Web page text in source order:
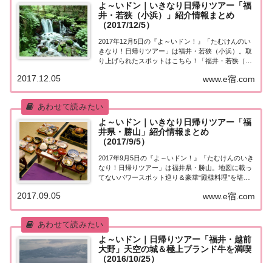
よ～いドン｜いきなり日帰りツアー「福
井・若狭（小浜）」紹介情報まとめ
（2017/12/5）
2017年12月5日の『よ～いドン！』「たむけんのい
きなり！日帰りツアー」は福井・若狭（小浜）。取
り上げられたスポットはこちら！「福井・若狭（小
ー』は福井・若狭（小浜）。・食材の宝庫 若狭の美
味を堪能！・名水の中の名水！瓜割の滝を散策...
www.e宿.com
2017.12.05
よ～いドン｜いきなり日帰りツアー「福
井県・勝山」紹介情報まとめ
（2017/9/5）
2017年9月5日の『よ～いドン！』「たむけんのいき
なり！日帰りツアー」は福井県・勝山。地図に載っ
てないパワースポット巡り＆豪華“殿様料理”を堪
勝山」日帰りツアー今日の『たむけんの日帰りツア
www.e宿.com
2017.09.05
よ～いドン｜日帰りツアー「福井・越前
大野」天空の城＆極上ブランド牛を満喫
（2016/10/25）